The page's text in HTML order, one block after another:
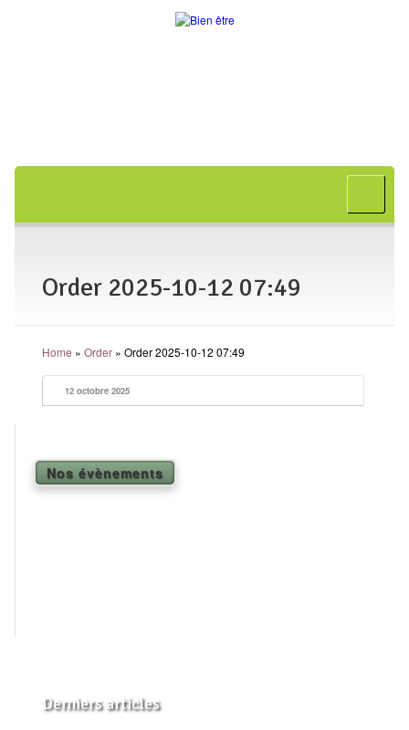
Shiatsu
L’art japonais
Séances
En entreprise
Yoga
L’état optimal
Order 2025-10-12 07:49
Home » Order» Order 2025-10-12 07:49
12 octobre 2025
Nos évènements
Derniers articles